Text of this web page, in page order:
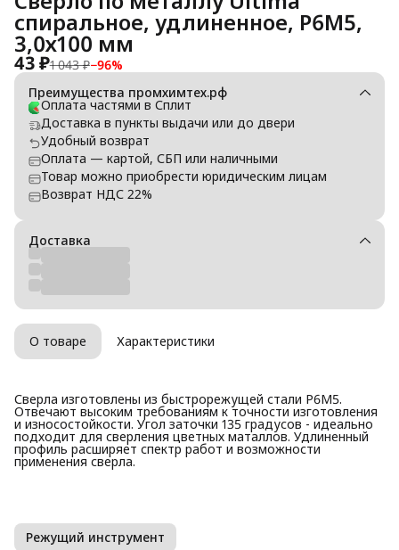
спиральное, удлиненное, P6M5,
3,0х100 мм
43 ₽1 043 ₽−96%
Преимущества промхимтех.рф
Оплата частями в Сплит
Доставка в пункты выдачи или до двери
Удобный возврат
Оплата — картой, СБП или наличными
Товар можно приобрести юридическим лицам
Возврат НДС 22%
Доставка
О товаре Характеристики
Сверла изготовлены из быстрорежущей стали P6M5.
Отвечают высоким требованиям к точности изготовления
и износостойкости. Угол заточки 135 градусов - идеально
подходит для сверления цветных маталлов. Удлиненный
профиль расширяет спектр работ и возможности
применения сверла.
Режущий инструмент